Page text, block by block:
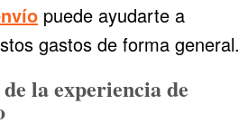
puede ayudarte a
gastos de forma general.
la experiencia de